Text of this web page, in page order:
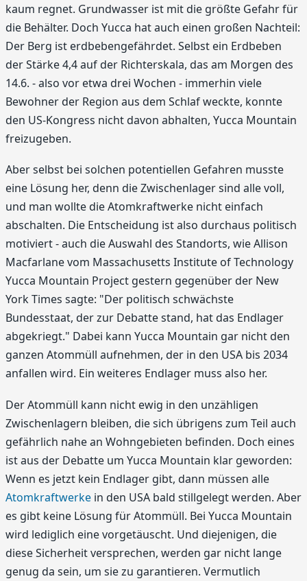
kaum regnet. Grundwasser ist mit die größte Gefahr für
die Behälter. Doch Yucca hat auch einen großen Nachteil:
Der Berg ist erdbebengefährdet. Selbst ein Erdbeben
der Stärke 4,4 auf der Richterskala, das am Morgen des
14.6. - also vor etwa drei Wochen - immerhin viele
Bewohner der Region aus dem Schlaf weckte, konnte
den US-Kongress nicht davon abhalten, Yucca Mountain
freizugeben.
Aber selbst bei solchen potentiellen Gefahren musste
eine Lösung her, denn die Zwischenlager sind alle voll,
und man wollte die Atomkraftwerke nicht einfach
abschalten. Die Entscheidung ist also durchaus politisch
motiviert - auch die Auswahl des Standorts, wie Allison
Macfarlane vom Massachusetts Institute of Technology
Yucca Mountain Project gestern gegenüber der New
York Times sagte: "Der politisch schwächste
Bundesstaat, der zur Debatte stand, hat das Endlager
abgekriegt." Dabei kann Yucca Mountain gar nicht den
ganzen Atommüll aufnehmen, der in den USA bis 2034
anfallen wird. Ein weiteres Endlager muss also her.
Der Atommüll kann nicht ewig in den unzähligen
Zwischenlagern bleiben, die sich übrigens zum Teil auch
gefährlich nahe an Wohngebieten befinden. Doch eines
ist aus der Debatte um Yucca Mountain klar geworden:
Wenn es jetzt kein Endlager gibt, dann müssen alle
Atomkraftwerke in den USA bald stillgelegt werden. Aber
es gibt keine Lösung für Atommüll. Bei Yucca Mountain
wird lediglich eine vorgetäuscht. Und diejenigen, die
diese Sicherheit versprechen, werden gar nicht lange
genug da sein, um sie zu garantieren. Vermutlich